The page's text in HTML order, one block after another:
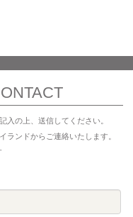
入の上、送信してください。
ランドからご連絡いたします。